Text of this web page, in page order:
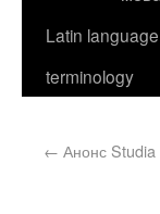
Latin
terminology
← Анонс